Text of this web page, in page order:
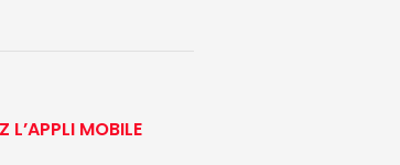
L’APPLI MOBILE